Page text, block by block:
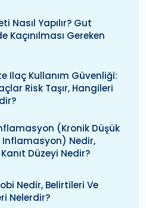
Nasıl Yapılır? Gut
Kaçınılması Gereken
Ilaç Kullanım Güvenliği:
Risk Taşır, Hangileri
(kronik Düşük
Inflamasyon) Nedir,
Düzeyi Nedir?
Nedir, Belirtileri Ve
Nelerdir?